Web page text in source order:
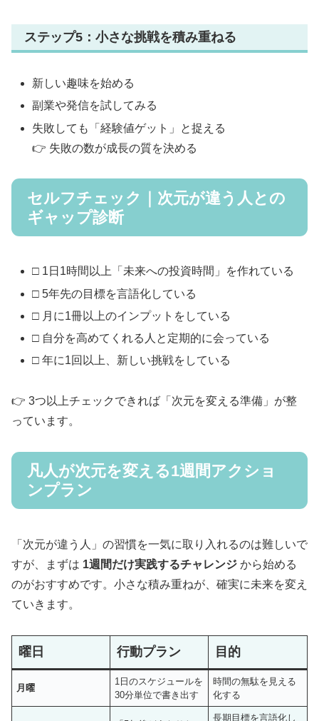
ステップ5：小さな挑戦を積み重ねる
新しい趣味を始める
副業や発信を試してみる
失敗しても「経験値ゲット」と捉える
👉 失敗の数が成長の質を決める
セルフチェック｜次元が違う人との
ギャップ診断
□ 1日1時間以上「未来への投資時間」を作れている
□ 5年先の目標を言語化している
□ 月に1冊以上のインプットをしている
□ 自分を高めてくれる人と定期的に会っている
□ 年に1回以上、新しい挑戦をしている
👉 3つ以上チェックできれば「次元を変える準備」が整
っています。
凡人が次元を変える1週間アクショ
ンプラン
「次元が違う人」の習慣を一気に取り入れるのは難しいで
すが、まずは 1週間だけ実践するチャレンジ から始める
のがおすすめです。小さな積み重ねが、確実に未来を変え
ていきます。
曜日 行動プラン 目的
月曜
1日のスケジュールを
30分単位で書き出す
時間の無駄を見える
化する
長期目標を言語化し